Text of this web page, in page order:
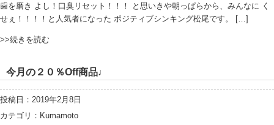
歯を磨き よし！口臭リセット！！！ と思いきや朝っぱらから、みんなに く
せぇ！！！！と人気者になった ポジティブシンキング松尾です。 […]
>>続きを読む
今月の２０％Off商品♩
投稿日：2019年2月8日
カテゴリ： Kumamoto